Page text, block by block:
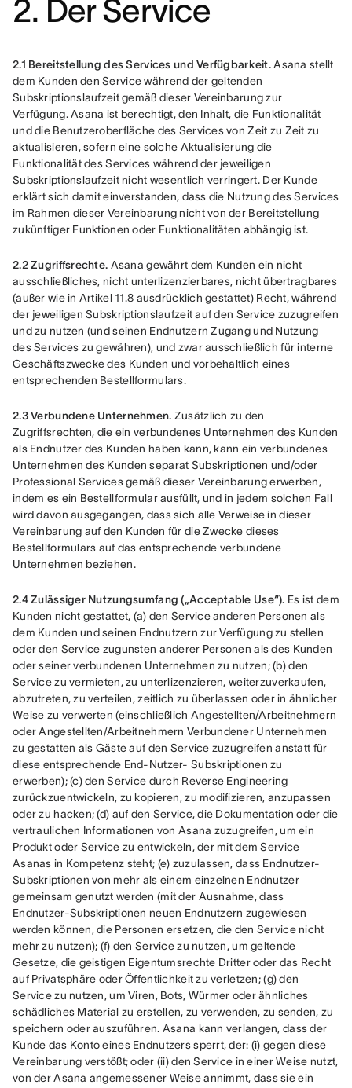
2. Der Service
2.1 Bereitstellung des Services und Verfügbarkeit. Asana stellt
dem Kunden den Service während der geltenden
Subskriptionslaufzeit gemäß dieser Vereinbarung zur
Verfügung. Asana ist berechtigt, den Inhalt, die Funktionalität
und die Benutzeroberfläche des Services von Zeit zu Zeit zu
aktualisieren, sofern eine solche Aktualisierung die
Funktionalität des Services während der jeweiligen
Subskriptionslaufzeit nicht wesentlich verringert. Der Kunde
erklärt sich damit einverstanden, dass die Nutzung des Services
im Rahmen dieser Vereinbarung nicht von der Bereitstellung
zukünftiger Funktionen oder Funktionalitäten abhängig ist.
2.2 Zugriffsrechte. Asana gewährt dem Kunden ein nicht
ausschließliches, nicht unterlizenzierbares, nicht übertragbares
(außer wie in Artikel 11.8 ausdrücklich gestattet) Recht, während
der jeweiligen Subskriptionslaufzeit auf den Service zuzugreifen
und zu nutzen (und seinen Endnutzern Zugang und Nutzung
des Services zu gewähren), und zwar ausschließlich für interne
Geschäftszwecke des Kunden und vorbehaltlich eines
entsprechenden Bestellformulars.
2.3 Verbundene Unternehmen. Zusätzlich zu den
Zugriffsrechten, die ein verbundenes Unternehmen des Kunden
als Endnutzer des Kunden haben kann, kann ein verbundenes
Unternehmen des Kunden separat Subskriptionen und/oder
Professional Services gemäß dieser Vereinbarung erwerben,
indem es ein Bestellformular ausfüllt, und in jedem solchen Fall
wird davon ausgegangen, dass sich alle Verweise in dieser
Vereinbarung auf den Kunden für die Zwecke dieses
Bestellformulars auf das entsprechende verbundene
Unternehmen beziehen.
2.4 Zulässiger Nutzungsumfang („Acceptable Use“). Es ist dem
Kunden nicht gestattet, (a) den Service anderen Personen als
dem Kunden und seinen Endnutzern zur Verfügung zu stellen
oder den Service zugunsten anderer Personen als des Kunden
oder seiner verbundenen Unternehmen zu nutzen; (b) den
Service zu vermieten, zu unterlizenzieren, weiterzuverkaufen,
abzutreten, zu verteilen, zeitlich zu überlassen oder in ähnlicher
Weise zu verwerten (einschließlich Angestellten/Arbeitnehmern
oder Angestellten/Arbeitnehmern Verbundener Unternehmen
zu gestatten als Gäste auf den Service zuzugreifen anstatt für
diese entsprechende End-Nutzer- Subskriptionen zu
erwerben); (c) den Service durch Reverse Engineering
zurückzuentwickeln, zu kopieren, zu modifizieren, anzupassen
oder zu hacken; (d) auf den Service, die Dokumentation oder die
vertraulichen Informationen von Asana zuzugreifen, um ein
Produkt oder Service zu entwickeln, der mit dem Service
Asanas in Kompetenz steht; (e) zuzulassen, dass Endnutzer-
Subskriptionen von mehr als einem einzelnen Endnutzer
gemeinsam genutzt werden (mit der Ausnahme, dass
Endnutzer-Subskriptionen neuen Endnutzern zugewiesen
werden können, die Personen ersetzen, die den Service nicht
mehr zu nutzen); (f) den Service zu nutzen, um geltende
Gesetze, die geistigen Eigentumsrechte Dritter oder das Recht
auf Privatsphäre oder Öffentlichkeit zu verletzen; (g) den
Service zu nutzen, um Viren, Bots, Würmer oder ähnliches
schädliches Material zu erstellen, zu verwenden, zu senden, zu
speichern oder auszuführen. Asana kann verlangen, dass der
Kunde das Konto eines Endnutzers sperrt, der: (i) gegen diese
Vereinbarung verstößt; oder (ii) den Service in einer Weise nutzt,
von der Asana angemessener Weise annimmt, dass sie ein